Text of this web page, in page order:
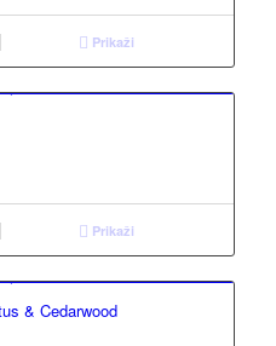
Prikaži
Prikaži
& Cedarwood